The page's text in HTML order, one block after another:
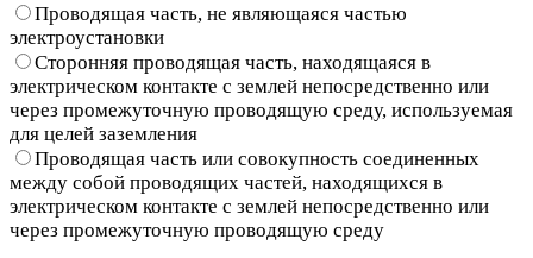
Проводящая часть, не являющаяся частью
электроустановки
Сторонняя проводящая часть, находящаяся в
электрическом контакте с землей непосредственно или
через промежуточную проводящую среду, используемая
для целей заземления
Проводящая часть или совокупность соединенных
между собой проводящих частей, находящихся в
электрическом контакте с землей непосредственно или
через промежуточную проводящую среду